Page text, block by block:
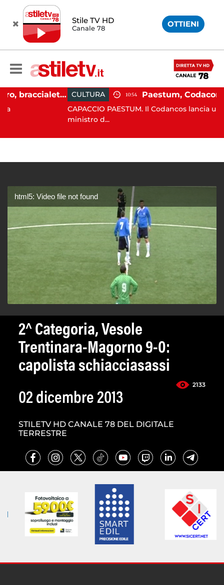
Stile TV HD
Canale 78 OTTIENI
Martina Carbonaro, braccialetto elettronico per i genitori della 14enne uccisa dall'ex CULTURA 10:54
CAPACCIO PAESTUM. Il Codancos lancia un appello
ministro d...
html5: Video file not found
2^ Categoria, Vesole
Trentinara-Magorno 9-0:
capolista schiacciasassi
2133
02 dicembre 2013
STILETV HD CANALE 78 DEL DIGITALE
TERRESTRE